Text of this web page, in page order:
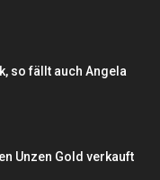
so fällt auch Angela
Unzen Gold verkauft